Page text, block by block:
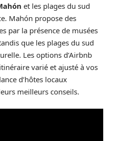
et les plages du sud
Mahón propose des
par la présence de musées
que les plages du sud
Les options d’Airbnb
varié et ajusté à vos
d’hôtes locaux
meilleurs conseils.